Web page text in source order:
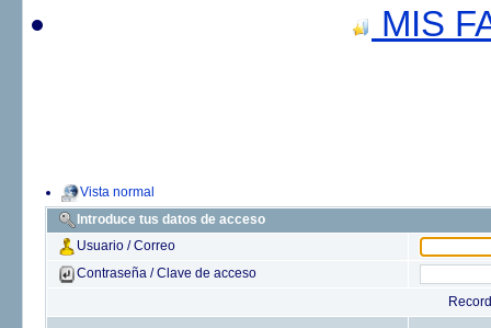
MIS
Vista normal
Introduce tus datos de acceso
Usuario / Correo
Contraseña / Clave de acceso